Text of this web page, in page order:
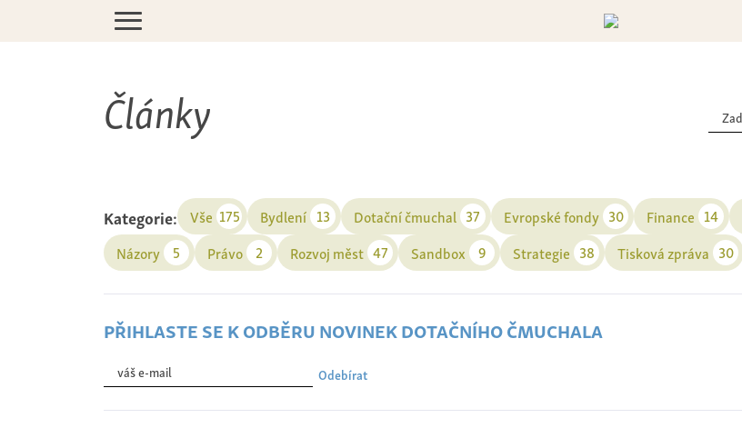
Články
Kategorie: Vše 175 Bydlení 13 Dotační čmuchal 37 Evropské fondy 30 Finance 14
Názory 5 Právo 2 Rozvoj měst 47 Sandbox 9 Strategie 38 Tisková zpráva 30
přihlaste se k odběru novinek dotačního čmuchala
Odebírat